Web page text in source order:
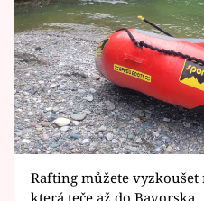
Rafting můžete vyzkoušet
která teče až do Bavorska.